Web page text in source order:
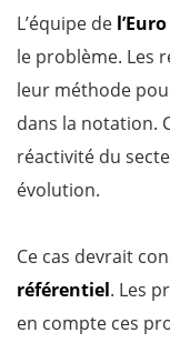
L’équipe de
le problème. Les
leur méthode
dans la notation.
réactivité du
évolution.
Ce cas devrait
référentiel. Les
en compte ces